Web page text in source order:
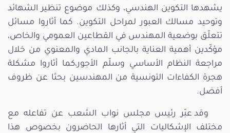
يشهدها التكوين الهندسي، وكذلك موضوع تنظير الشهائد
وتوحيد مسالك العبور لمراحل التكوين. كما أثاروا مسائل
تتعلّق بوضعية المهندس في القطاعين العمومي والخاص،
مؤكّدين أهمية العناية بالجانب المادي والمعنوي من خلال
مراجعة النظام الأساسي وسلّم الأجور،كما أثاروا مشكلة
هجرة الكفاءات التونسية من المهندسين بحثا عن ظروف
أفضل.
وقد عبّر رئيس مجلس نواب الشعب عن تفاعله مع
مختلف الإشكاليات التي أثارها الحاضرون بخصوص هذا